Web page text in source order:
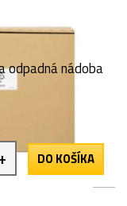
odpadná nádoba
DO KOŠÍKA